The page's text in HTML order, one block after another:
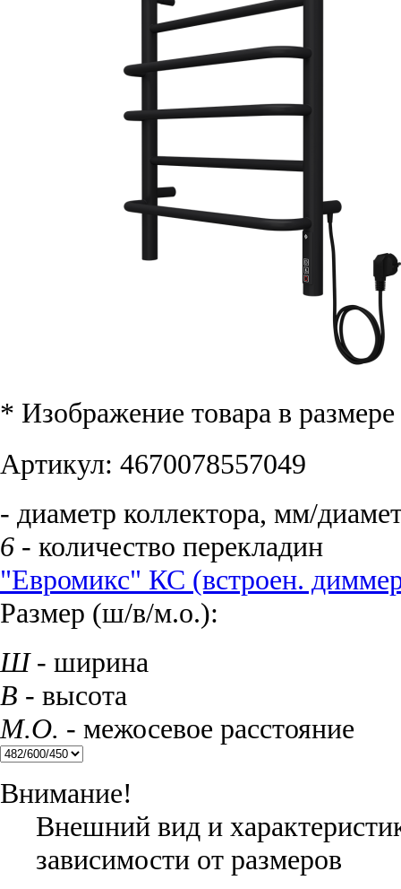
* Изображение товара в размере
Артикул: 4670078557049
- диаметр коллектора, мм/
6 - количество перекладин
"Евромикс" КС (встроен.
Размер (ш/в/м.о.):
Ш- ширина
В - высота
М.О. - межосевое расстояние
Внимание!
Внешний вид и
зависимости от размеров